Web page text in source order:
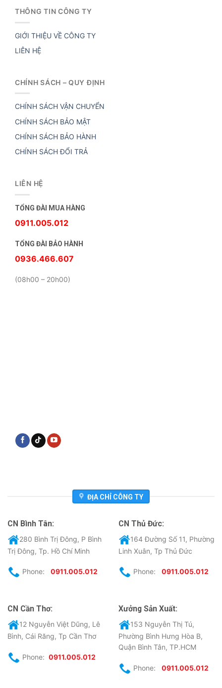
THÔNG TIN CÔNG TY
GIỚI THIỆU VỀ CÔNG TY
LIÊN HỆ
CHÍNH SÁCH – QUY ĐỊNH
CHÍNH SÁCH VẬN CHUYỂN
CHÍNH SÁCH BẢO MẬT
CHÍNH SÁCH BẢO HÀNH
CHÍNH SÁCH ĐỔI TRẢ
LIÊN HỆ
TỔNG ĐÀI MUA HÀNG
0911.005.012
TỔNG ĐÀI BẢO HÀNH
0936.466.607
(08h00 – 20h00)
ĐỊA CHỈ CÔNG TY
CN Bình Tân:
280 Bình Trị Đông, P Bình
Trị Đông, Tp. Hồ Chí Minh
Phone: 0911.005.012
CN Thủ Đức:
164 Đường Số 11, Phường
Linh Xuân, Tp Thủ Đức
Phone: 0911.005.012
CN Cần Thơ:
12 Nguyễn Việt Dũng, Lê
Bình, Cái Răng, Tp Cần Thơ
Phone: 0911.005.012
Xưởng Sản Xuất:
153 Nguyễn Thị Tú,
Phường Bình Hưng Hòa B,
Quận Bình Tân, TP.HCM
Phone: 0911.005.012